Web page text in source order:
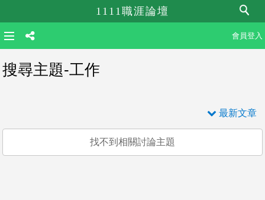
1111職涯論壇
會員登入
搜尋主題-工作
最新文章
找不到相關討論主題